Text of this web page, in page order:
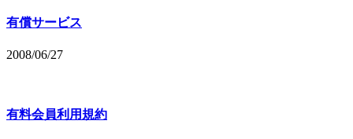
有償サービス
2008/06/27
有料会員利用規約